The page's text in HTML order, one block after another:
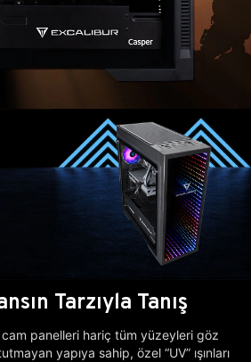
Tarzıyla Tanış
cam panelleri hariç tüm yüzeyleri göz
yapıya sahip, özel “UV” ışınları